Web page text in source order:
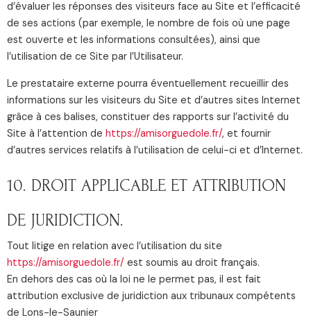
d’évaluer les réponses des visiteurs face au Site et l’efficacité
de ses actions (par exemple, le nombre de fois où une page
est ouverte et les informations consultées), ainsi que
l’utilisation de ce Site par l’Utilisateur.
Le prestataire externe pourra éventuellement recueillir des
informations sur les visiteurs du Site et d’autres sites Internet
grâce à ces balises, constituer des rapports sur l’activité du
Site à l’attention de https://amisorguedole.fr/, et fournir
d’autres services relatifs à l’utilisation de celui-ci et d’Internet.
10. DROIT APPLICABLE ET ATTRIBUTION
DE JURIDICTION.
Tout litige en relation avec l’utilisation du site
https://amisorguedole.fr/ est soumis au droit français.
En dehors des cas où la loi ne le permet pas, il est fait
attribution exclusive de juridiction aux tribunaux compétents
de Lons-le-Saunier